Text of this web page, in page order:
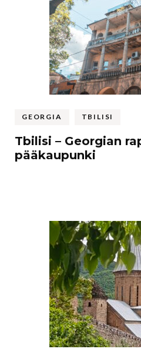
GEORGIA TBILISI
Tbilisi – Georgian
pääkaupunki